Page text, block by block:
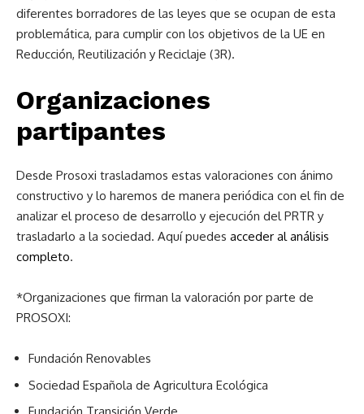
diferentes borradores de las leyes que se ocupan de esta
problemática, para cumplir con los objetivos de la UE en
Reducción, Reutilización y Reciclaje (3R).
Organizaciones
partipantes
Desde Prosoxi trasladamos estas valoraciones con ánimo
constructivo y lo haremos de manera periódica con el fin de
analizar el proceso de desarrollo y ejecución del PRTR y
trasladarlo a la sociedad. Aquí puedes acceder al análisis
completo.
*Organizaciones que firman la valoración por parte de
PROSOXI:
Fundación Renovables
Sociedad Española de Agricultura Ecológica